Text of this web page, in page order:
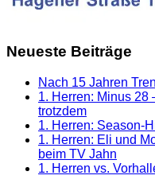
Neueste Beiträge
Nach 15 Jahren
1. Herren: Minus 28
trotzdem
1. Herren: Season-
1. Herren: Eli und
beim TV Jahn
1. Herren vs.